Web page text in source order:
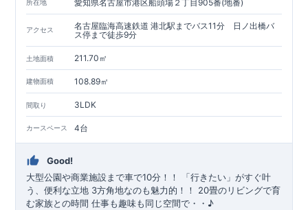
所在地 愛知県名古屋市港区船頭場２丁目905番(地番)
アクセス
名古屋臨海高速鉄道 港北駅までバス11分 日ノ出橋バ
ス停まで徒歩9分
土地面積 211.70㎡
建物面積 108.89㎡
間取り 3LDK
カースペース 4台
Good!
大型公園や商業施設まで車で10分！！ 「行きたい」がすぐ叶
う、便利な立地 3方角地なのも魅力的！！ 20畳のリビングで育
む家族との時間 仕事も趣味も同じ空間で・・♪